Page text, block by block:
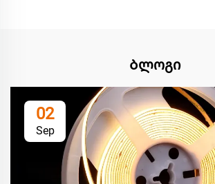
Ბლოგი
02
Sep